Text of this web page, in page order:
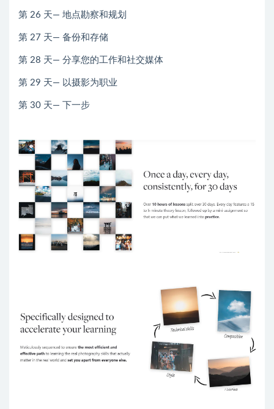
第 26 天— 地点勘察和规划
第 27 天— 备份和存储
第 28 天— 分享您的工作和社交媒体
第 29 天— 以摄影为职业
第 30 天— 下一步